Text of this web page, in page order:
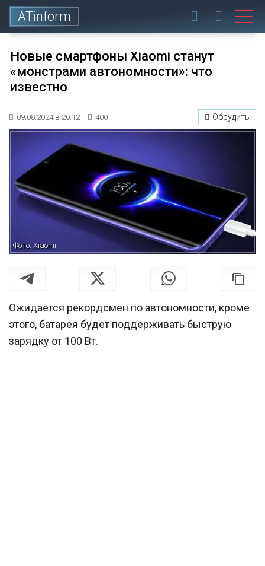
ATinform
Новые смартфоны Xiaomi станут
«монстрами автономности»: что
известно
09.08.2024 в 20:12 400 Обсудить
Фото: Xiaomi
Ожидается рекордсмен по автономности, кроме
этого, батарея будет поддерживать быструю
зарядку от 100 Вт.